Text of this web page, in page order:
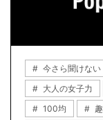
今さら聞けない
大人の女子力
100均